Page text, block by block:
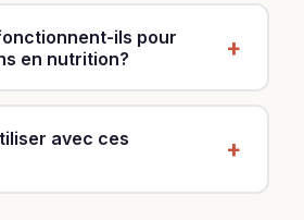
ils pour
en nutrition?
pour le métier de coach en
Personnalisez-les avec
zone et vos tarifs (50-
avec ces